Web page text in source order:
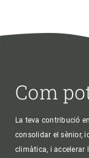
Com
La teva contribució
consolidar el sènior,
climàtica, i accelerar